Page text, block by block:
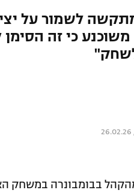
לשמור על
כי זה הסימן
בבומבונרה במשחק